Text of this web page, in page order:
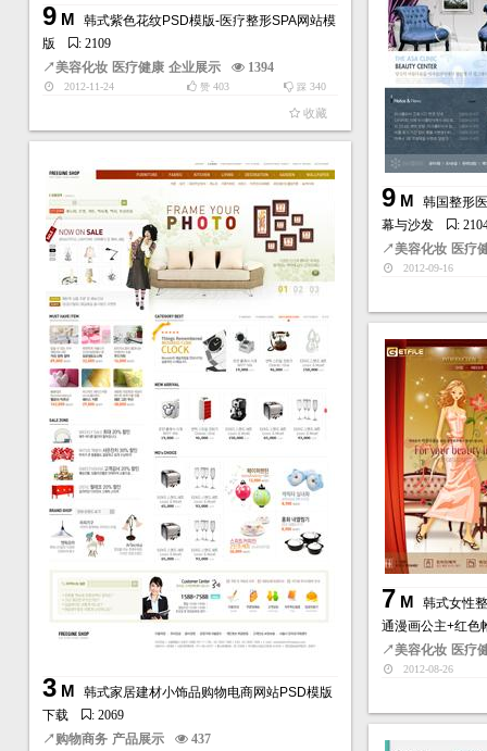
9M
韩式紫色花纹PSD模版-医疗整形SPA网站模
版
: 2109
↗美容化妆 医疗健康 企业展示 1394
2012-11-24 踩 340
赞403
收藏
9M
韩国整形
幕与沙发
:
↗美容化妆 医疗
2012-09-16
3M
韩式家居建材小饰品购物电商网站PSD模版
下载
: 2069
↗购物商务 产品展示 437
7 M
韩式女性
通漫画公主+红色
↗美容化妆 医疗
2012-08-26